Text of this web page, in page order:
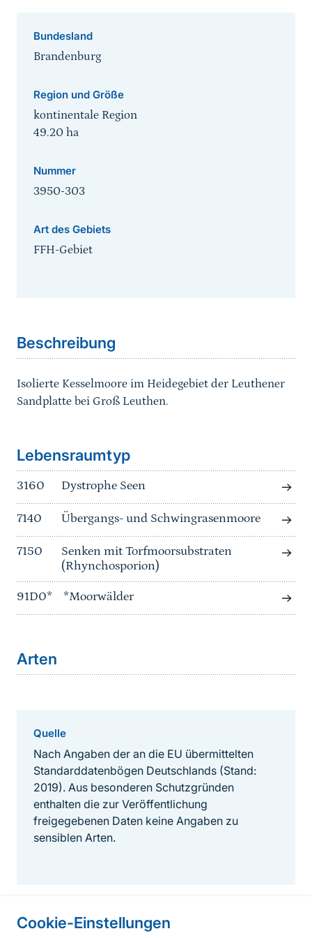
Cookie-Einstellungen
Bundesland
Brandenburg
Region und Größe
kontinentale Region
49.20 ha
Nummer
3950-303
Art des Gebiets
FFH-Gebiet
Beschreibung
Isolierte Kesselmoore im Heidegebiet der Leuthener
Sandplatte bei Groß Leuthen.
Lebensraumtyp
3160 Dystrophe Seen
7140 Übergangs- und Schwingrasenmoore
7150
Senken mit Torfmoorsubstraten
(Rhynchosporion)
91D0* *Moorwälder
Arten
Quelle
Nach Angaben der an die EU übermittelten
Standarddatenbögen Deutschlands (Stand:
2019). Aus besonderen Schutzgründen
enthalten die zur Veröffentlichung
freigegebenen Daten keine Angaben zu
sensiblen Arten.
Informationen zur Seite